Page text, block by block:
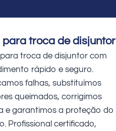
para troca de disjuntor
troca de disjuntor com
rápido e seguro.
falhas, substituímos
queimados, corrigimos
e garantimos a proteção do
Profissional certificado,